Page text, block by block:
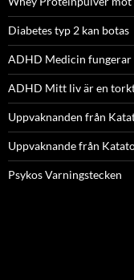
Diabetes typ 2 kan botas
ADHD Medicin fungerar
ADHD Mitt liv är en
Uppvaknanden från
Uppvaknande från
Psykos Varningstecken